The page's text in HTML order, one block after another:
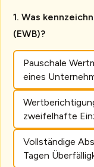
Was
(EWB)?
Pauschale
eines
zweifelhafte
Vollständige
Tagen